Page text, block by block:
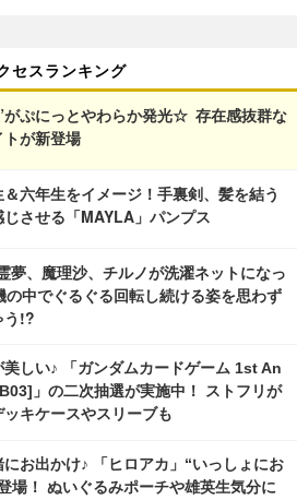
セスランキング
がぷにっとやわらか発光☆ 存在感抜群な
トが新登場
＆六年生をイメージ！手裏剣、髪を結う
させる「MAYLA」パンプス
夢、魔理沙、チルノが洗濯ネットになっ
中でぐるぐる回転し続ける姿を思わず
う!?
美しい♪ 「ガンダムカードゲーム 1st An
」の二次抽選が実施中！ ストフリが
キケースやスリーブも
お出かけ♪ 「ヒロアカ」“いっしょにお
場！ ぬいぐるみポーチや雄英生気分に